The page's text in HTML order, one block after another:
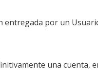
por un
una cuenta,